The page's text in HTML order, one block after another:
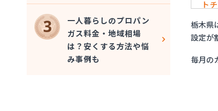
ト
マ
ミ
烏
烏
栃木県
設定が
毎月の
一人暮らしのプロパン
ガス料金・地域相場
は？安くする方法や悩
み事例も